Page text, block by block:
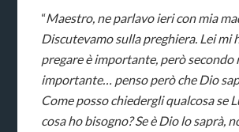
“Maestro, ne parlavo ieri con mia
Discutevamo sulla preghiera. Lei mi
pregare è importante, però secondo
importante… penso però che Dio
Come posso chiedergli qualcosa se
cosa ho bisogno? Se è Dio lo saprà,